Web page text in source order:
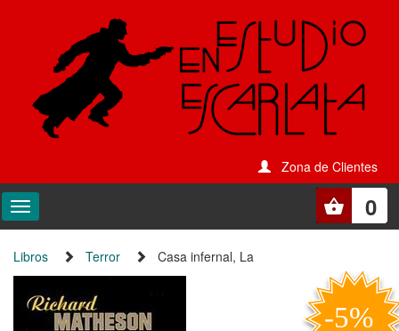
Zona de Clientes
0
Libros Terror Casa infernal, La